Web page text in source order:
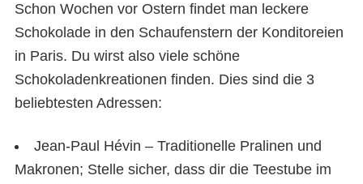
Ostern in Paris
Schon Wochen vor Ostern findet man leckere
Schokolade in den Schaufenstern der Konditoreien
in Paris. Du wirst also viele schöne
Schokoladenkreationen finden. Dies sind die 3
beliebtesten Adressen:
Jean-Paul Hévin – Traditionelle Pralinen und
Makronen; Stelle sicher, dass dir die Teestube im